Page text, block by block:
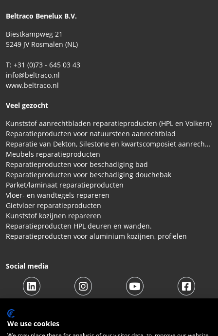
Beltraco Benelux B.V.
Biestkampweg 21
5249 JV Rosmalen (NL)
T: +31 (0)73 - 645 03 43
info@beltraco.nl
www.beltraco.nl
Veel gezocht
Kunststof aanrechtbladen reparatieproducten (HPL en Volkern)
Reparatieproducten voor natuursteen aanrechtblad
Reparatie van Dekton, Silestone en kwartscomposiet aanrechtbladen
Meubels reparatieproducten
Reparatieproducten voor beschadiging bad
Reparatieproducten voor beschadiging douchebak
Parket/laminaat reparatieproducten
Vloer- en wandtegels repareren
Gietvloer reparatieproducten
Kunststof kozijnen repareren
Reparatieproducten HPL deuren en wanden.
Reparatieproducten voor aluminium kozijnen, profielen
Social media
We use cookies